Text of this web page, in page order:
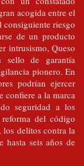
acogida entre el
riesgo
de un producto
intrusismo, Queso
sello de garantía
pionero. En
podrían ejercer
confiere a la marca
seguridad a los
del código
delitos contra la
hasta seis años de